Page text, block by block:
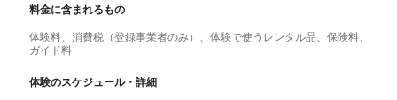
料金に含まれるもの
体験料、消費税（登録事業者のみ）、体験で使うレンタル品、保険料、
ガイド料
体験のスケジュール・詳細